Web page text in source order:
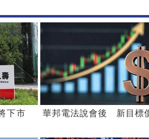
下市
華邦電法說會後 新目標